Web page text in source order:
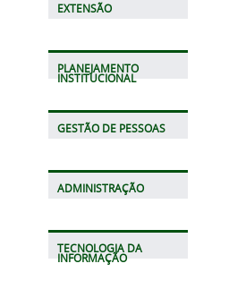
EXTENSÃO
PLANEJAMENTO
INSTITUCIONAL
GESTÃO DE PESSOAS
ADMINISTRAÇÃO
TECNOLOGIA DA
INFORMAÇÃO